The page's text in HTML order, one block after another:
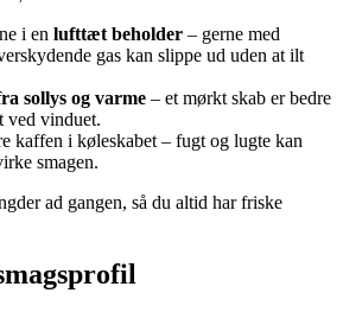
i en lufttæt beholder – gerne med
gas kan slippe ud uden at ilt
sollys og varme – et mørkt skab er bedre
ved vinduet.
kaffen i køleskabet – fugt og lugte kan
smagen.
ad gangen, så du altid har friske